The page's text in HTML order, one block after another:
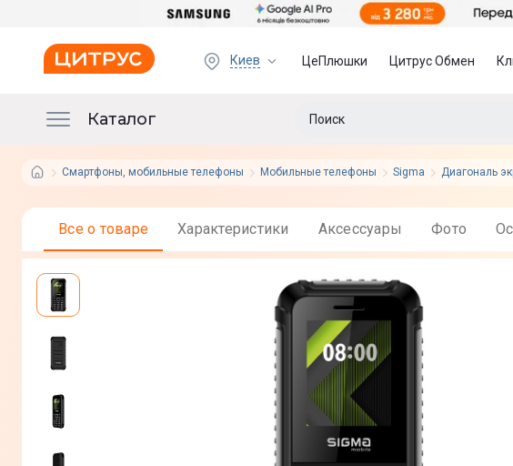
Киев ЦеПлюшки Цитрус Обмен
Каталог
Смартфоны, мобильные телефоны Мобильные телефоны Sigma Диагональ
Все о товаре Характеристики Аксессуары Фото